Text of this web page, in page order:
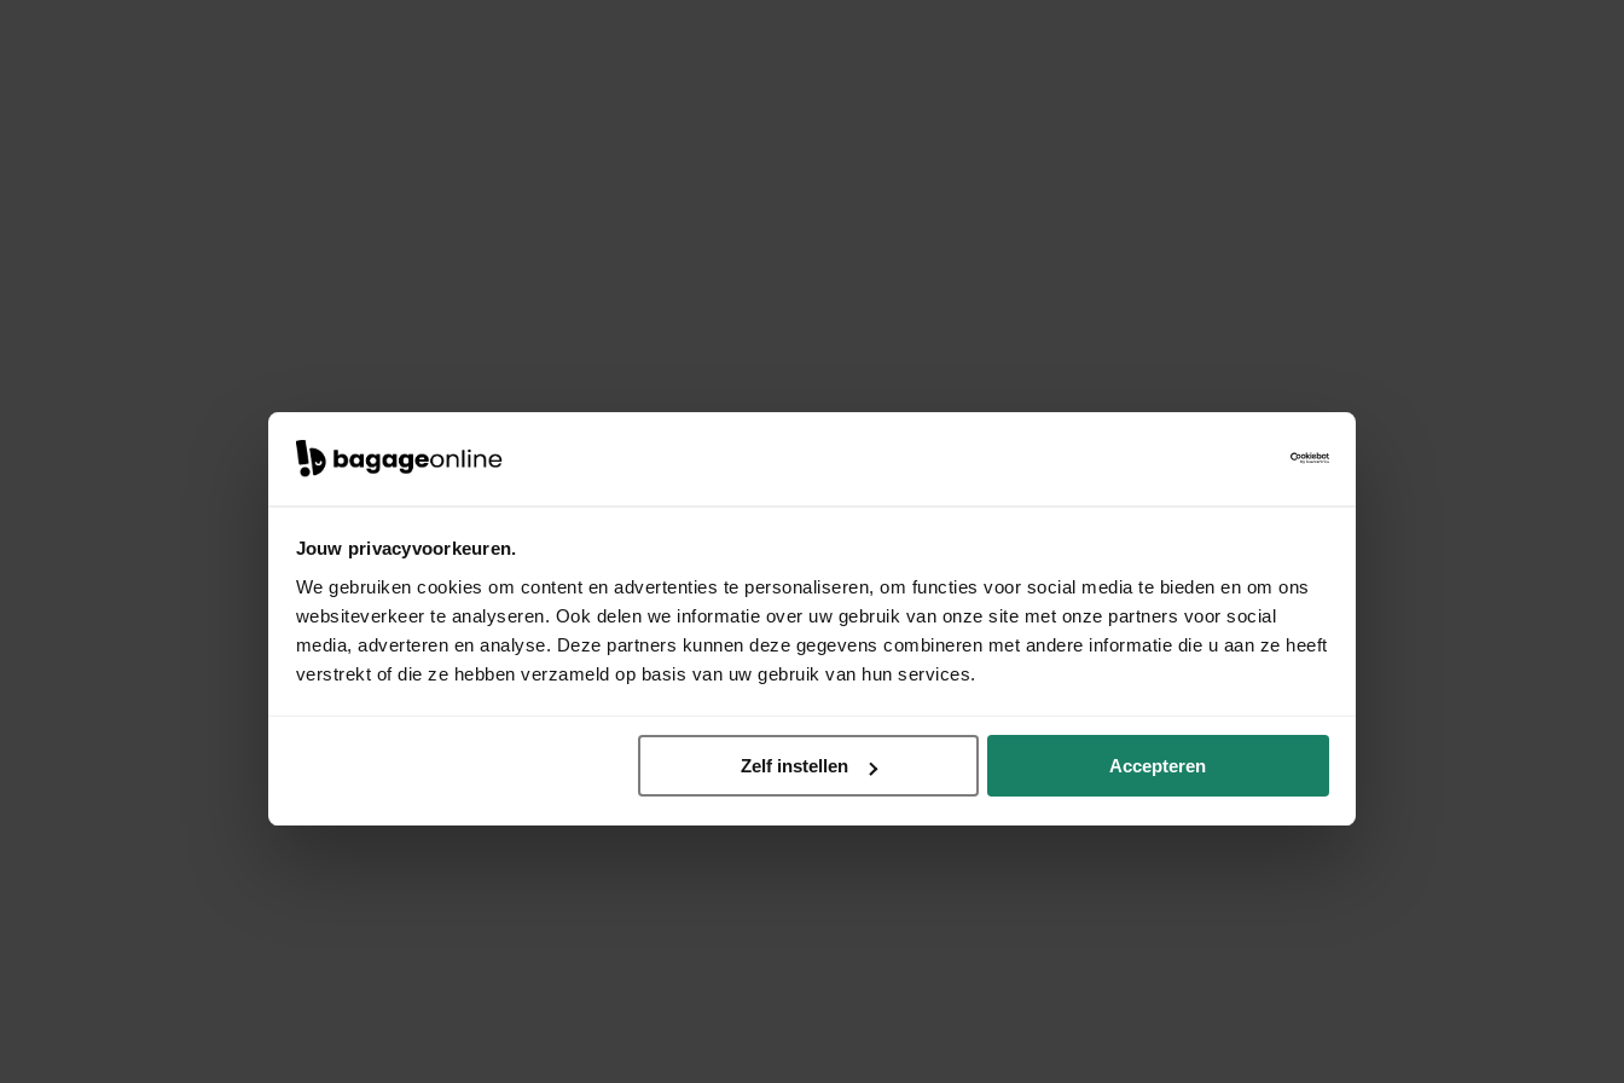
Jouw privacyvoorkeuren.
We gebruiken cookies om content en advertenties te personaliseren, om functies voor social media te bieden en om ons
websiteverkeer te analyseren. Ook delen we informatie over uw gebruik van onze site met onze partners voor social
media, adverteren en analyse. Deze partners kunnen deze gegevens combineren met andere informatie die u aan ze heeft
verstrekt of die ze hebben verzameld op basis van uw gebruik van hun services.
Zelf instellen Accepteren